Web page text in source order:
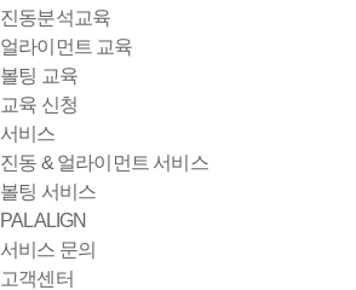
진동분석교육
얼라이먼트 교육
볼팅 교육
교육 신청
서비스
진동 & 얼라이먼트 서비스
볼팅 서비스
PALALIGN
서비스 문의
고객센터